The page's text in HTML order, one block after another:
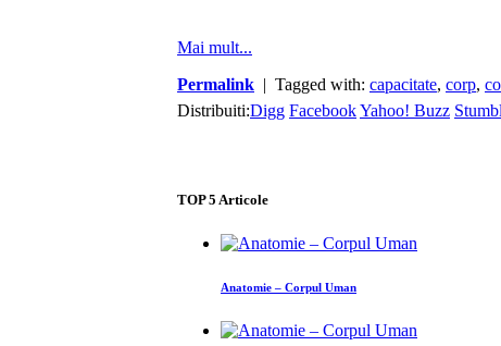
Mai mult...
Permalink | Tagged with: capacitate, corp,
Distribuiti:Digg FacebookYahoo! Buzz
TOP5 Articole
Anatomie – Corpul Uman